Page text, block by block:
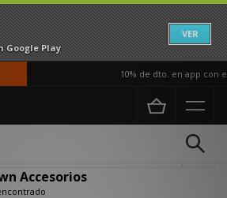
Google Play
VER
10% de dto. en app con el
Accesorios